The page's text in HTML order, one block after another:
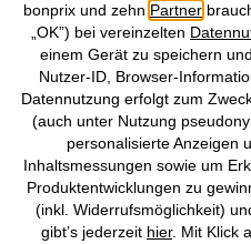
Preisangaben inkl.
AGB Datenschutz
Vertrag
©2026 bonprix.Alle
bonprix und zehn Partner
„OK”) bei vereinzelten
einem Gerät zu speichern
Nutzer-ID, Browser-
Datennutzung erfolgt zum
(auch unter Nutzung
personalisierte Anzeigen
Inhaltsmessungen sowie um
Produktentwicklungen zu
(inkl. Widerrufsmöglichkeit)
gibt’s jederzeit hier. Mit Klick